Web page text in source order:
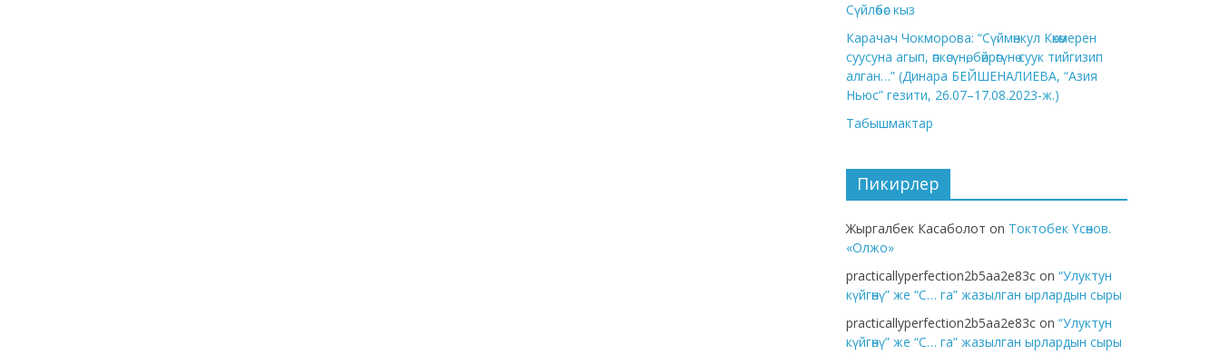
Сүйлөбөс кыз
Карачач Чокморова: “Сүймөнкул Көкөмерен
суусуна агып, өпкөсүнө, бөйрөгүнө суук тийгизип
алган…” (Динара БЕЙШЕНАЛИЕВА, “Азия
Ньюс” гезити, 26.07–17.08.2023-ж.)
Табышмактар
Пикирлер
Жыргалбек Касаболот on Токтобек Үсөнов.
«Олжо»
practicallyperfection2b5aa2e83c on “Улуктун
күйгөнү” же “С… га” жазылган ырлардын сыры
practicallyperfection2b5aa2e83c on “Улуктун
күйгөнү” же “С… га” жазылган ырлардын сыры